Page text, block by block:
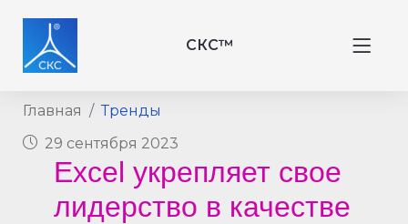
СКС™
Главная
Тренды
29 сентября 2023
Excel укрепляет свое
лидерство в качестве